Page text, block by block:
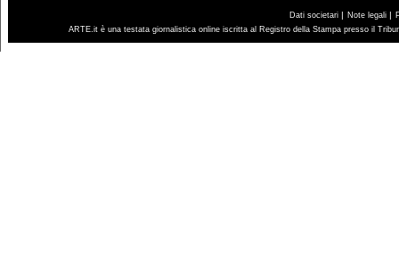
Dati societari | Note legali |
ARTE.it è una testata giornalistica online iscritta al Registro della Stampa presso il